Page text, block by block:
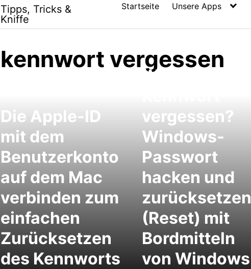
Tipps, Tricks &
Kniffe
Startseite Unsere Apps
kennwort vergessen
Die Apple-ID
mit dem
Benutzerkonto
auf dem Mac
verbinden zum
einfachen
Zurücksetzen
des Kennworts
Windows-
vergessen?
Windows-
Passwort
hacken und
zurücksetzen
(Reset) mit
Bordmitteln
von Windows